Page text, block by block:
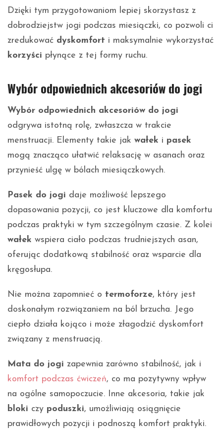
Dzięki tym przygotowaniom lepiej skorzystasz z
dobrodziejstw jogi podczas miesiączki, co pozwoli ci
zredukować dyskomfort i maksymalnie wykorzystać
korzyści płynące z tej formy ruchu.
Wybór odpowiednich akcesoriów do jogi
Wybór odpowiednich akcesoriów do jogi
odgrywa istotną rolę, zwłaszcza w trakcie
menstruacji. Elementy takie jak wałek i pasek
mogą znacząco ułatwić relaksację w asanach oraz
przynieść ulgę w bólach miesiączkowych.
Pasek do jogi daje możliwość lepszego
dopasowania pozycji, co jest kluczowe dla komfortu
podczas praktyki w tym szczególnym czasie. Z kolei
wałek wspiera ciało podczas trudniejszych asan,
oferując dodatkową stabilność oraz wsparcie dla
kręgosłupa.
Nie można zapomnieć o termoforze, który jest
doskonałym rozwiązaniem na ból brzucha. Jego
ciepło działa kojąco i może złagodzić dyskomfort
związany z menstruacją.
Mata do jogi zapewnia zarówno stabilność, jak i
komfort podczas ćwiczeń, co ma pozytywny wpływ
na ogólne samopoczucie. Inne akcesoria, takie jak
bloki czy poduszki, umożliwiają osiągnięcie
prawidłowych pozycji i podnoszą komfort praktyki.